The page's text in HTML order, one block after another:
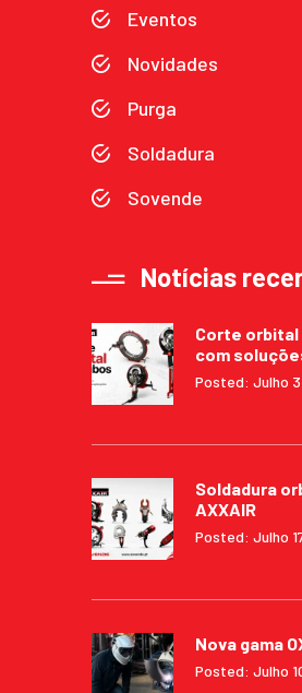
Eventos
Novidades
Purga
Soldadura
Sovende
Notícias
Corte orbital
com
Posted: Julho
Soldadura
AXXAIR
Posted: Julho
Nova gama
Posted: Julho